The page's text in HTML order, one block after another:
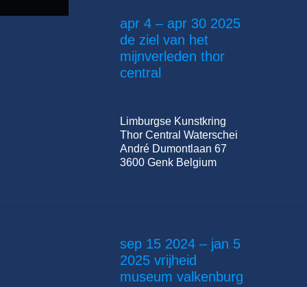
apr 4 – apr 30 2025
de ziel van het
mijnverleden thor
central
Limburgse Kunstkring
Thor Central Waterschei
André Dumontlaan 67
3600 Genk Belgium
sep 15 2024 – jan 5
2025 vrijheid
museum valkenburg